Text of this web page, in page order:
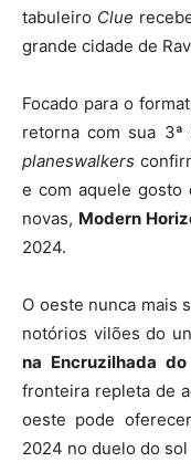
tabuleiro Clue
grande cidade de
Focado para o
retorna com sua
planeswalkers
e com aquele gosto
novas, Modern
2024.
O oeste nunca mais
notórios vilões do
na Encruzilhada
fronteira repleta de
oeste pode
2024 no duelo do